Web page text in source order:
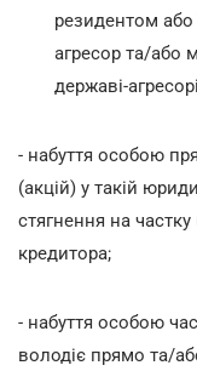
резидентом або
агресор та/або
державі-
- набуття особою
(акцій) у такій
стягнення на
кредитора;
- набуття особою
володіє прямо та/